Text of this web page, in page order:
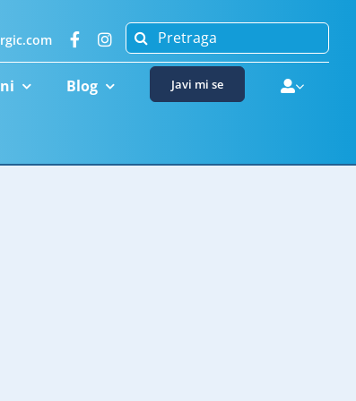
Search
for:
Blog Javi mi se